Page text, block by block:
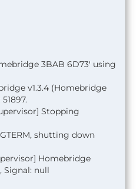
3BAB 6D73' using
v1.3.4 (Homebridge
Stopping
shutting down
Homebridge
Signal: null